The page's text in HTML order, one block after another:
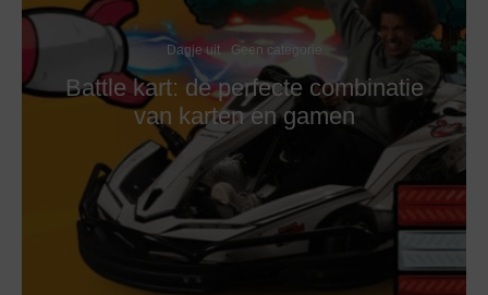
Dagje uit Geen categorie
Battle kart: de perfecte combinatie
van karten en gamen